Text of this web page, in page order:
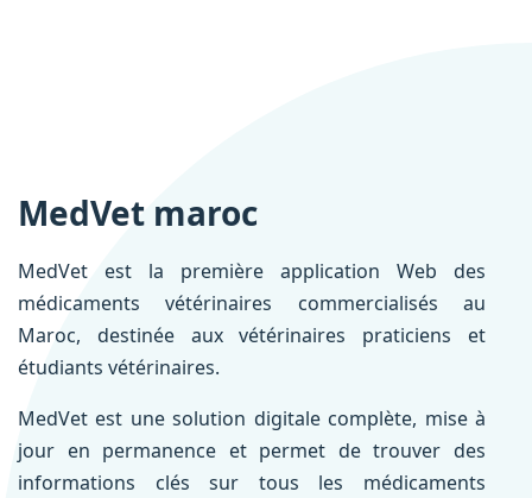
MedVet maroc
MedVet est la première application Web des
médicaments vétérinaires commercialisés au
Maroc, destinée aux vétérinaires praticiens et
étudiants vétérinaires.
MedVet est une solution digitale complète, mise à
jour en permanence et permet de trouver des
informations clés sur tous les médicaments